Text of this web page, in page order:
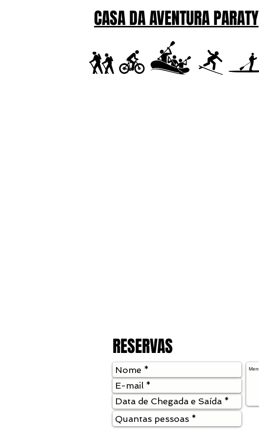
CASA DA AVENTURA PARATY
RESERVAS